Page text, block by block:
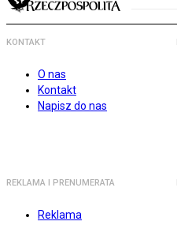
KONTAKT
O nas
Kontakt
Napisz do nas
REKLAMA I PRENUMERATA
Reklama